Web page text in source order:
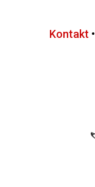
Kontakt •